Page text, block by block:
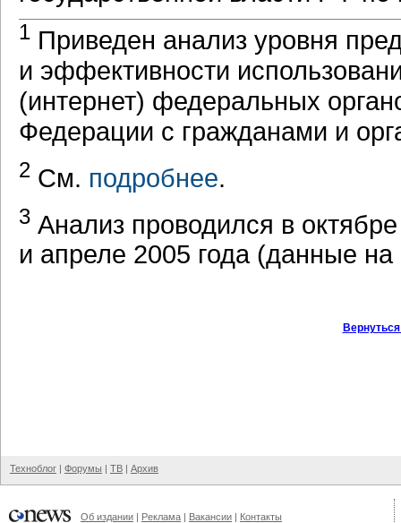
1 Приведен анализ уровня
и эффективности
(интернет) федеральных
Федерации с гражданами и
2 См. подробнее.
3 Анализ проводился в
и апреле 2005 года (данные на
Техноблог | Форумы | ТВ | Архив
Об издании | Реклама | Вакансии | Контакты